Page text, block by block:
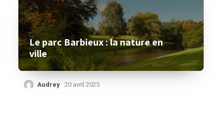
Le parc Barbieux : la nature en
ville
Audrey 20 avril 2025